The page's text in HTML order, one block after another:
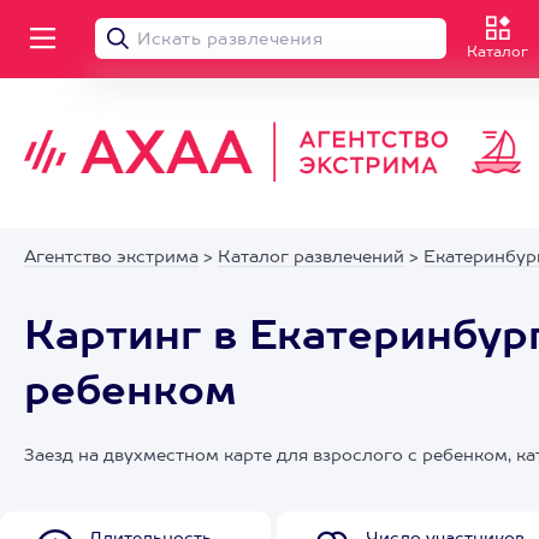
Каталог
Агентство экстрима > Каталог развлечений >
Картинг в
ребенком
Заезд на двухместном карте для взрослого с ребенком,